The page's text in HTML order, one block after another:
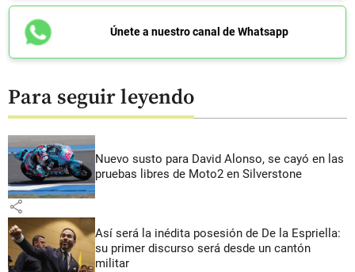
Únete a nuestro canal de Whatsapp
Para seguir leyendo
Nuevo susto para David Alonso, se cayó en las
pruebas libres de Moto2 en Silverstone
share
Así será la inédita posesión de De la Espriella:
su primer discurso será desde un cantón
militar